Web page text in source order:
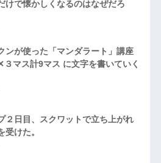
けで懐かしくなるのはなぜだろ
ンが使った「マンダラート」講座
マス計9マス に文字を書いていく
２日目、スクワットで立ち上がれ
受けた。